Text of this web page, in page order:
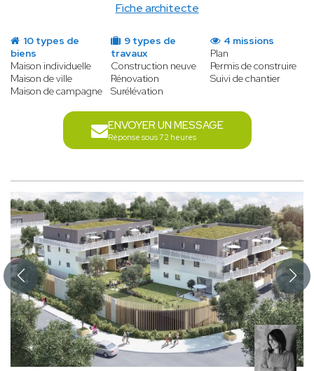
Fiche architecte
10 types de
biens
Maison individuelle
Maison de ville
Maison de campagne
9 types de
travaux
Construction neuve
Rénovation
Surélévation
4 missions
Plan
Permis de construire
Suivi de chantier
ENVOYER UN MESSAGE
Réponse sous 72 heures